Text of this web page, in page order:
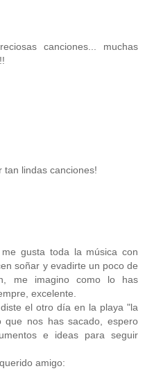
canciones... muchas
tan lindas canciones!
gusta toda la música con
soñar y evadirte un poco de
me imagino como lo has
excelente.
el otro día en la playa "la
que nos has sacado, espero
e ideas para seguir
amigo: